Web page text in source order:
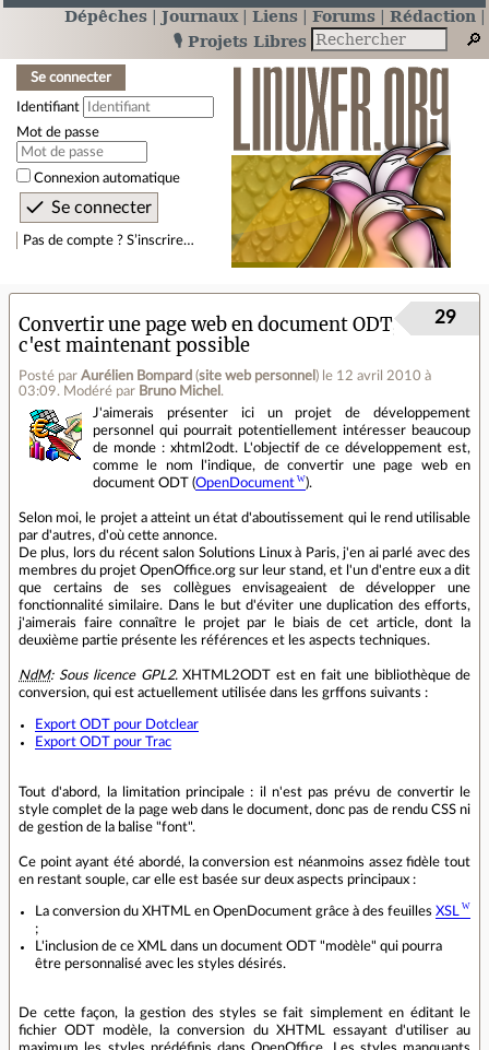
Dépêches Journaux Liens Forums
Rédaction
🎙️ Projets Libres
Se connecter
Identifiant
Mot de passe
Connexion automatique
Pas de compte ? S’inscrire…
Convertir une page web en document ODT,
c'est maintenant possible
Posté par Aurélien Bompard (site web personnel ) le 12 avril 2010 à
03:09. Modéré par Bruno Michel .
29
J'aimerais présenter ici un projet de développement
personnel qui pourrait potentiellement intéresser beaucoup
de monde : xhtml2odt. L'objectif de ce développement est,
comme le nom l'indique, de convertir une page web en
document ODT (OpenDocument ).
Selon moi, le projet a atteint un état d'aboutissement qui le rend utilisable
par d'autres, d'où cette annonce.
De plus, lors du récent salon Solutions Linux à Paris, j'en ai parlé avec des
membres du projet OpenOffice.org sur leur stand, et l'un d'entre eux a dit
que certains de ses collègues envisageaient de développer une
fonctionnalité similaire. Dans le but d'éviter une duplication des efforts,
j'aimerais faire connaître le projet par le biais de cet article, dont la
deuxième partie présente les références et les aspects techniques.
NdM: Sous licence GPL2.XHTML2ODT est en fait une bibliothèque de
conversion, qui est actuellement utilisée dans les grffons suivants :
Export ODT pour Dotclear
Export ODT pour Trac
Tout d'abord, la limitation principale : il n'est pas prévu de convertir le
style complet de la page web dans le document, donc pas de rendu CSS ni
de gestion de la balise "font".
Ce point ayant été abordé, la conversion est néanmoins assez fidèle tout
en restant souple, car elle est basée sur deux aspects principaux :
La conversion du XHTML en OpenDocument grâce à des feuilles XSL
;
L'inclusion de ce XML dans un document ODT "modèle" qui pourra
être personnalisé avec les styles désirés.
De cette façon, la gestion des styles se fait simplement en éditant le
fichier ODT modèle, la conversion du XHTML essayant d'utiliser au